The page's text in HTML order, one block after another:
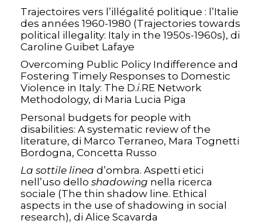
Trajectoires vers l’illégalité politique : l’Italie
des années 1960-1980 (Trajectories towards
political illegality: Italy in the 1950s-1960s), di
Caroline Guibet Lafaye
Overcoming Public Policy Indifference and
Fostering Timely Responses to Domestic
Violence in Italy: The D.i.RE Network
Methodology, di Maria Lucia Piga
Personal budgets for people with
disabilities: A systematic review of the
literature, di Marco Terraneo, Mara Tognetti
Bordogna, Concetta Russo
La sottile linea d’ombra. Aspetti etici
nell’uso dello shadowing nella ricerca
sociale (The thin shadow line. Ethical
aspects in the use of shadowing in social
research), di Alice Scavarda